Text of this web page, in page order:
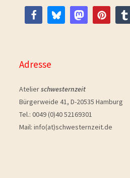
Adresse
Atelierschwesternzeit
Bürgerweide 41, D-20535 Hamburg
Tel.: 0049 (0)40 52169301
Mail: info(at)schwesternzeit.de